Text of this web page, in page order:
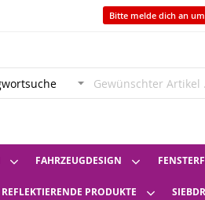
Bitte melde dich an
FAHRZEUGDESIGN
REFLEKTIERENDE PRODUKTE